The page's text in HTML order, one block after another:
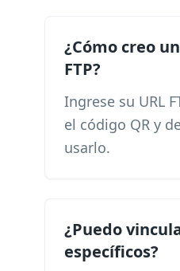
¿Cómo creo
FTP?
Ingrese su URL
el código QR y
usarlo.
¿Puedo
específicos?